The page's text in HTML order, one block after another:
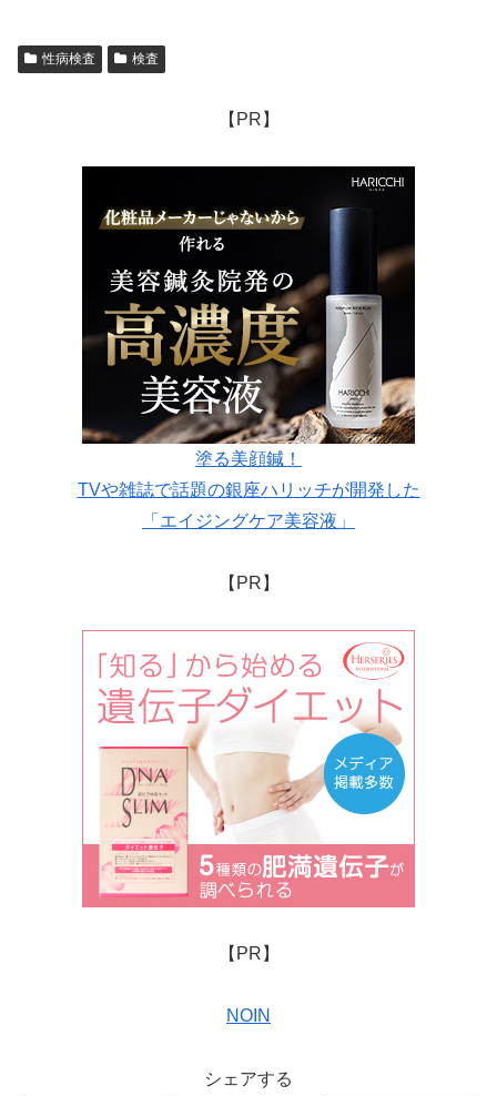
性病検査 検査
【PR】
塗る美顔鍼！
TVや雑誌で話題の銀座ハリッチが開発した
「エイジングケア美容液」
【PR】
【PR】
NOIN
シェアする